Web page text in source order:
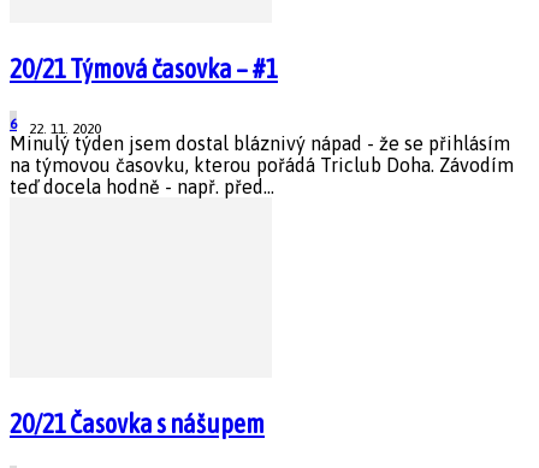
20/21 Týmová časovka – #1
22. 11. 2020
6
Minulý týden jsem dostal bláznivý nápad - že se přihlásím
na týmovou časovku, kterou pořádá Triclub Doha. Závodím
teď docela hodně - např. před...
20/21 Časovka s nášupem